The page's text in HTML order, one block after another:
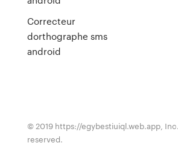
Correcteur
dorthographe sms
android
© 2019 https://egybestiuiql.web.app,
reserved.